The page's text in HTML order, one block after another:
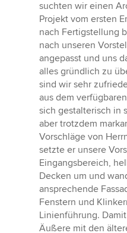
5
Sternen
suchten wir einen
Projekt vom ersten
nach Fertigstellung
nach unseren
angepasst und uns
alles gründlich zu
sind wir sehr
aus dem
sich gestalterisch in
aber trotzdem
Vorschläge von
setzte er unsere
Eingangsbereich,
Decken um und
ansprechende
Fenstern und
Linienführung.
Äußere mit den